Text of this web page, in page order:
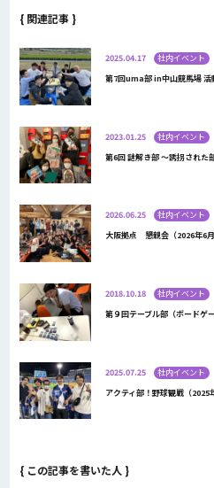
{ 関連記事 }
2025.04.17
社内イベント
第7回uma部 in中山競馬場 活
2023.01.25
社内イベント
第6回 謎解き部 〜誘拐された
2026.06.25
社内イベント
大阪拠点 懇親会（2026年6月
2018.10.18
社内イベント
第９回テーブル部（ボードゲ
2025.07.25
社内イベント
アクティ部！野球観戦（2025
{ この記事を書いた人 }